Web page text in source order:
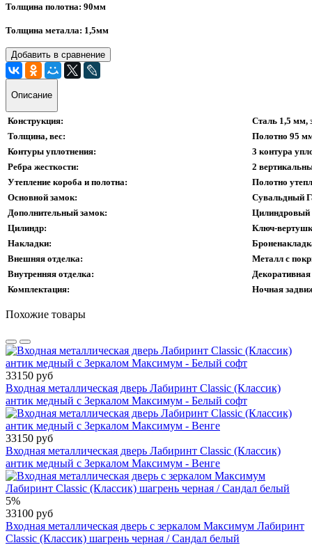
Толщина полотна: 90мм
Толщина металла: 1,5мм
Добавить в сравнение
Описание
Конструкция:
Сталь 1,5 мм,
Толщина, вес:
Полотно 95
Контуры уплотнения:
3 контура
Ребра жесткости:
2
Утепление короба и полотна:
Полотно
Основной замок:
Сувальдный
Дополнительный замок:
Цилиндровый
Цилиндр:
Ключ-
Накладки:
Внешняя отделка:
Металл с
Внутренняя отделка:
Комплектация:
Ночная
Похожие товары
33150 руб
Входная металлическая дверь Лабиринт Classic (Классик)
антик медный с Зеркалом Максимум - Белый софт
33150 руб
Входная металлическая дверь Лабиринт Classic (Классик)
антик медный с Зеркалом Максимум - Венге
5%
33100 руб
Входная металлическая дверь с зеркалом Максимум Лабиринт
Classic (Классик) шагрень черная / Сандал белый